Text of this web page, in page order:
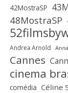
42MostraSP
48MostraSP
Andrea Arnold
Cannes
cinema
comédia Céline